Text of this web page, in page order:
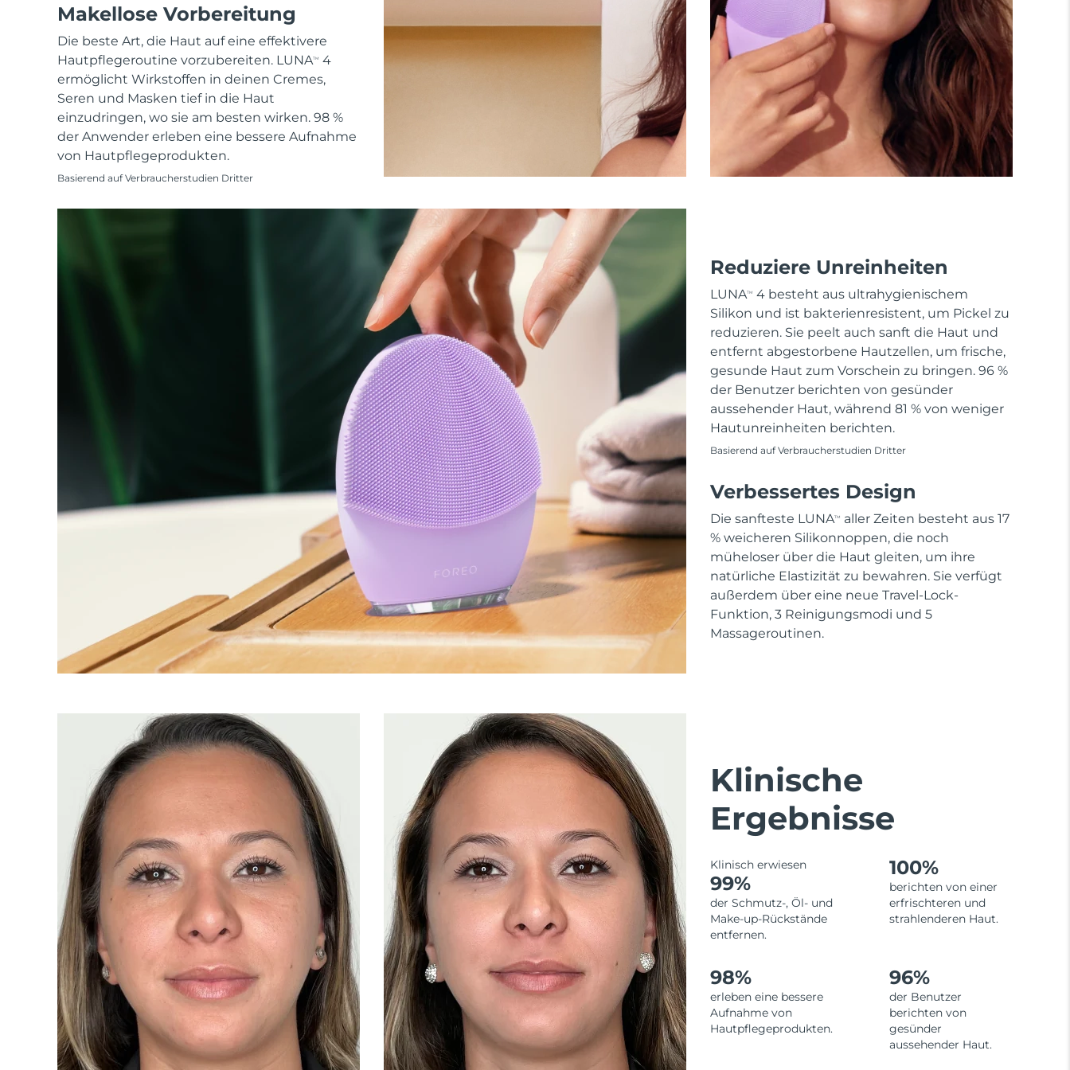
Makellose Vorbereitung
Die beste Art, die Haut auf eine effektivere
Hautpflegeroutine vorzubereiten. LUNATM
4
ermöglicht Wirkstoffen in deinen Cremes,
Seren und Masken tief in die Haut
einzudringen, wo sie am besten wirken. 98 %
der Anwender erleben eine bessere Aufnahme
von Hautpflegeprodukten.
Basierend auf Verbraucherstudien Dritter
Reduziere Unreinheiten
LUNATM
4 besteht aus ultrahygienischem
Silikon und ist bakterienresistent, um Pickel zu
reduzieren. Sie peelt auch sanft die Haut und
entfernt abgestorbene Hautzellen, um frische,
gesunde Haut zum Vorschein zu bringen. 96 %
der Benutzer berichten von gesünder
aussehender Haut, während 81 % von weniger
Hautunreinheiten berichten.
Basierend auf Verbraucherstudien Dritter
Verbessertes Design
Die sanfteste LUNATM
aller Zeiten besteht aus 17
% weicheren Silikonnoppen, die noch
müheloser über die Haut gleiten, um ihre
natürliche Elastizität zu bewahren. Sie verfügt
außerdem über eine neue Travel-Lock-
Funktion, 3 Reinigungsmodi und 5
Massageroutinen.
Klinische
Ergebnisse
Klinisch erwiesen
99%
der Schmutz-, Öl- und
Make-up-Rückstände
entfernen.
100%
berichten von einer
erfrischteren und
strahlenderen Haut.
98%
erleben eine bessere
Aufnahme von
Hautpflegeprodukten.
96%
der Benutzer
berichten von
gesünder
aussehender Haut.
All acne treatment devices
All revitalizing eye massagers
KIWI™ skincare
Advanced pore care essentials
Serum
issa™ Teeth Whitening Gel
18% PAP
Kosmetik Männer
Kaufe alles